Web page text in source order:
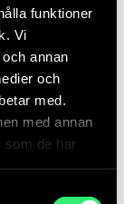
funktioner
Vi
annan
och
med.
med annan
som de har
och syftar
ert avtal
godkännande,